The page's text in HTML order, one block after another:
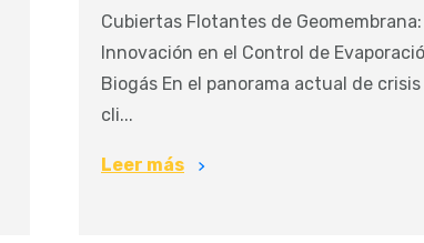
Cubiertas Flotantes de Geomembrana:
Innovación en el Control de
Biogás En el panorama actual de crisis
cli...
Leer más